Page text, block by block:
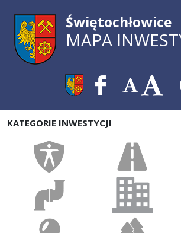
Świętochłowice
MAPA
KATEGORIE INWESTYCJI